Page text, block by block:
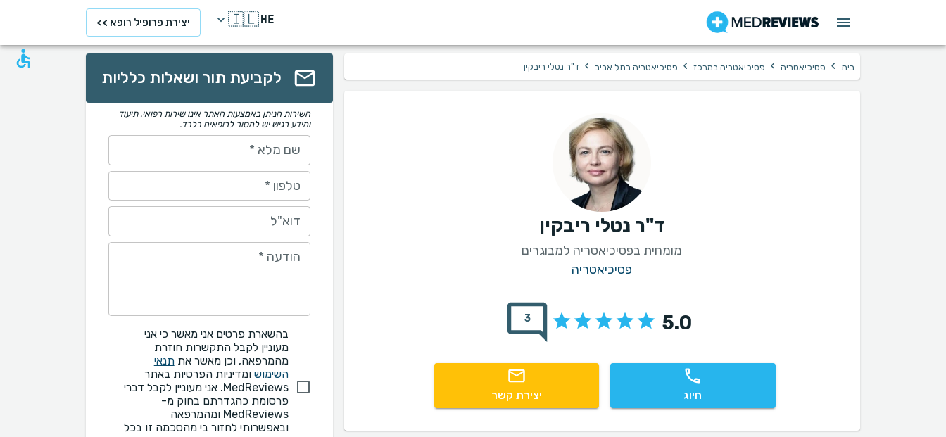
HE
🇮🇱 יצירת פרופיל רופא >>
בית › פסיכיאטריה › פסיכיאטריה במרכז › פסיכיאטריה בתל אביב › ד"ר נטלי ריבקין
ד"ר נטלי ריבקין
מומחית בפסיכיאטריה למבוגרים
פסיכיאטריה
5.0
3
חיוג יצירת קשר
לקביעת תור ושאלות כלליות
השירות הניתן באמצעות האתר אינו שירות רפואי. תיעוד
ומידע רגיש יש למסור לרופאים בלבד.
שם מלא *
טלפון *
דוא"ל
הודעה *
בהשארת פרטים אני מאשר כי אני
מעוניין לקבל התקשרות חוזרת
מהמרפאה, וכן מאשר אתתנאי
השימוש ומדיניות הפרטיות באתר
MedReviews. אני מעוניין לקבל דברי
פרסומת כהגדרתם בחוק מ-
MedReviews ומהמרפאה
ובאפשרותי לחזור בי מהסכמה זו בכל